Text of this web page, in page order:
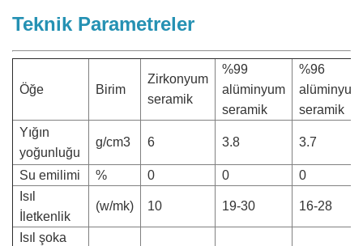
Teknik Parametreler
Öğe Birim
Zirkonyum
seramik
%99
alüminyum
seramik
%96
alüminyum
seramik
Yığın
yoğunluğu
g/cm3 6 3.8 3.7
Su emilimi % 0 0
0
Isıl
İletkenlik
(w/mk) 10 19-30 16-28
Isıl şoka